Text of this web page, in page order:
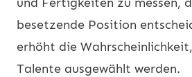
besetzende Position
erhöht die
Talente ausgewählt werden.